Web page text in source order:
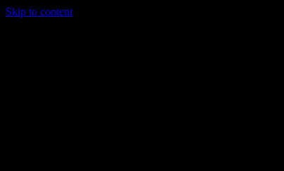
Skip to content